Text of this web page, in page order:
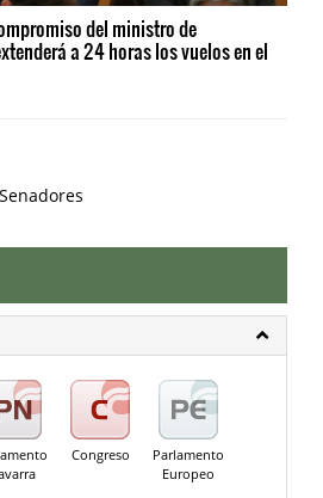
del ministro de
a 24 horas los vuelos en el
Congreso
Parlamento
Europeo